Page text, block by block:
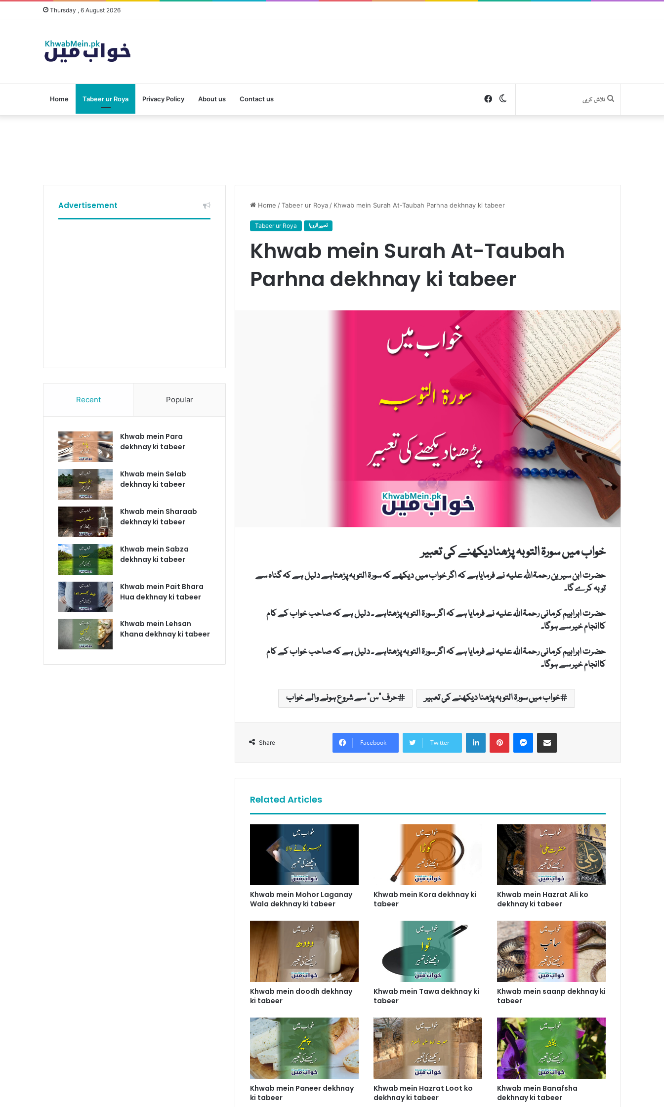
Thursday , 6 August 2026
Home Tabeer ur Roya Privacy Policy About us Contact us تلاش Facebook
Home /Tabeer ur Roya / Khwab mein Surah At-Taubah Parhna dekhnay ki tabeer
Tabeer ur Roya تعبیر الرویا
Khwab mein Surah At-Taubah
Parhna dekhnay ki tabeer
خواب میں سورۃ التوبہ پڑھنادیکھنے کی تعبیر
حضرت ابن سیرین رحمۃاللہ علیہ نے فرمایاہے کہ اگر خواب میں دیکھے کہ سورۃ التوبہ پڑھتاہے دلیل ہے کہ گناہ سے
توبہ کرے گا۔
حضرت ابراہیم کرمانی رحمۃاللہ علیہ نے فرمایا ہے کہ اگر سورۃ التوبہ پڑھتاہے ۔ دلیل ہے کہ صاحب خواب کے کام
کاانجام خیر سے ہوگا۔
حضرت ابراہیم کرمانی رحمۃاللہ علیہ نے فرمایا ہے کہ اگر سورۃ التوبہ پڑھتاہے ۔ دلیل ہے کہ صاحب خواب کے کام
کاانجام خیر سے ہوگا۔
حرف "س" سے شروع ہونے والے خواب خواب میں سورۃ التوبہ پڑھنا دیکھنے کی تعبیر
Share Facebook Twitter
LinkedInPinterestMessenger
Share via Email
Related Articles
Khwab mein Mohor Laganay
Wala dekhnay ki tabeer
Khwab mein Kora dekhnay ki
tabeer
Khwab mein Hazrat Ali ko
dekhnay ki tabeer
Khwab mein doodh dekhnay
ki tabeer
Khwab mein Tawa dekhnay ki
tabeer
Khwab mein saanp dekhnay ki
tabeer
Khwab mein Paneer dekhnay
ki tabeer
Khwab mein Hazrat Loot ko
dekhnay ki tabeer
Khwab mein Banafsha
dekhnay ki tabeer
Advertisement
Recent Popular
Khwab mein Para
dekhnay ki tabeer
Khwab mein Selab
dekhnay ki tabeer
Khwab mein Sharaab
dekhnay ki tabeer
Khwab mein Sabza
dekhnay ki tabeer
Khwab mein Pait Bhara
Hua dekhnay ki tabeer
Khwab mein Lehsan
Khana dekhnay ki tabeer